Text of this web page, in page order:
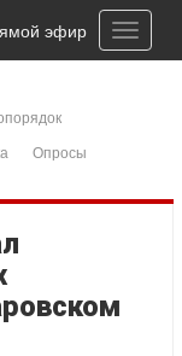
Toggle
эфир
Опросы